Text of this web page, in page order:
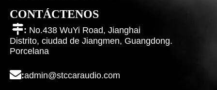
CONTÁCTENOS
: No.438 WuYi Road, Jianghai
Distrito, ciudad de Jiangmen, Guangdong.
Porcelana
:admin@stccaraudio.com